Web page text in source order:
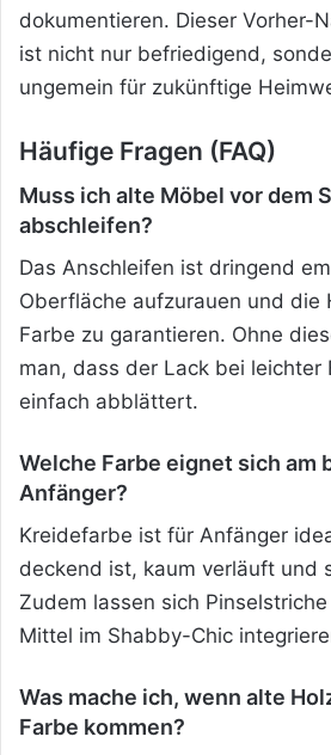
dokumentieren. Dieser Vorher-
ist nicht nur befriedigend,
ungemein für zukünftige
Häufige Fragen (FAQ)
Muss ich alte Möbel vor dem
abschleifen?
Das Anschleifen ist dringend
Oberfläche aufzurauen und die
Farbe zu garantieren. Ohne
man, dass der Lack bei leichter
einfach abblättert.
Welche Farbe eignet sich am
Anfänger?
Kreidefarbe ist für Anfänger
deckend ist, kaum verläuft und
Zudem lassen sich
Mittel im Shabby-Chic
Was mache ich, wenn alte
Farbe kommen?